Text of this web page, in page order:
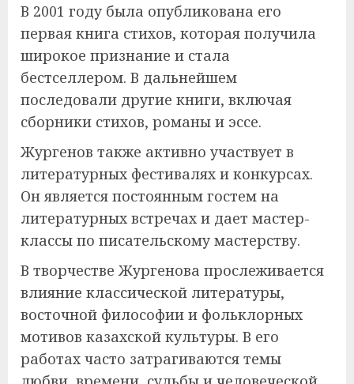
В 2001 году была опубликована его
первая книга стихов, которая получила
широкое признание и стала
бестселлером. В дальнейшем
последовали другие книги, включая
сборники стихов, романы и эссе.
Жургенов также активно участвует в
литературных фестивалях и конкурсах.
Он является постоянным гостем на
литературных встречах и дает мастер-
классы по писательскому мастерству.
В творчестве Жургенова прослеживается
влияние классической литературы,
восточной философии и фольклорных
мотивов казахской культуры. В его
работах часто затрагиваются темы